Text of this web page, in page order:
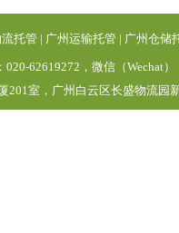
托管 | 广州运输托管 | 广州仓储
62619272，微信（Wechat
201室，广州白云区长盛物流园